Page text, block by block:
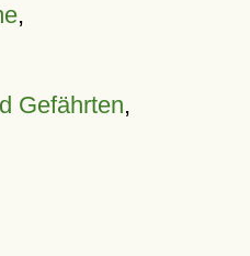
,
Gefährten,